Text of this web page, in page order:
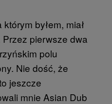
byłem, miał
pierwsze dwa
polu
Nie dość, że
jeszcze
mnie Asian Dub